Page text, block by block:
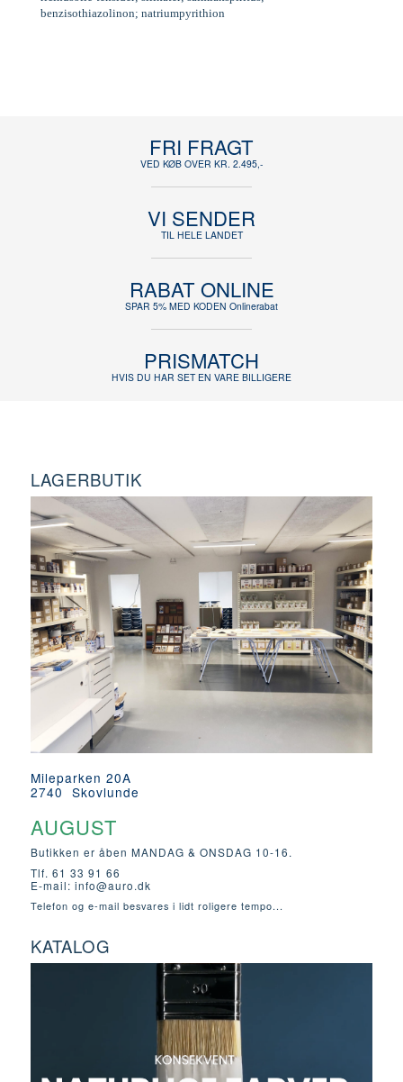
benzisothiazolinon; natriumpyrithion
FRI FRAGT
VED KØB OVER KR. 2.495,-
VI SENDER
TIL HELE LANDET
RABAT ONLINE
SPAR 5% MED KODEN Onlinerabat
PRISMATCH
HVIS DU HAR SET EN VARE BILLIGERE
LAGERBUTIK
Mileparken 20A
2740 Skovlunde
AUGUST
Butikken er åben MANDAG & ONSDAG 10-16.
Tlf. 61 33 91 66
E-mail: info@auro.dk
Telefon og e-mail besvares i lidt roligere tempo...
KATALOG